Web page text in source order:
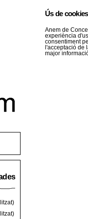
Ús de cookies
Anem de
experiència
consentiment
l'acceptació de
major